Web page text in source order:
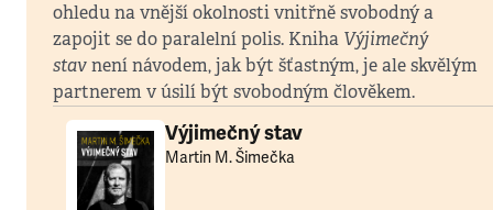
ohledu na vnější okolnosti vnitřně svobodný a
zapojit se do paralelní polis. Kniha Výjimečný
stavnení návodem, jak být šťastným, je ale skvělým
partnerem v úsilí být svobodným člověkem.
Výjimečný stav
Martin M. Šimečka